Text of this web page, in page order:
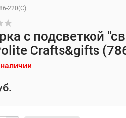
220(C)
с подсветкой
Crafts&gifts